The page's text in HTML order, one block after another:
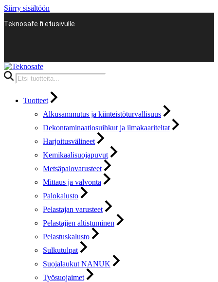
Siirry sisältöön
Teknosafe.fi etusivulle
Products
search
Tuotteet
Alkusammutus ja kiinteistöturvallisuus
Dekontaminaatiosuihkut ja ilmakaariteltat
Harjoitusvälineet
Kemikaalisuojapuvut
Metsäpalovarusteet
Mittaus ja valvonta
Palokalusto
Pelastajan varusteet
Pelastajien altistuminen
Pelastuskalusto
Sulkutulpat
Suojalaukut NANUK
Työsuojaimet